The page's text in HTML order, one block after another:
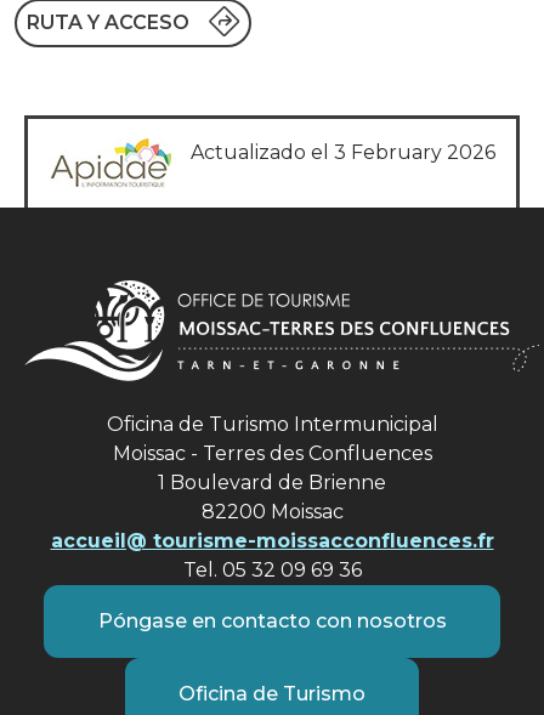
RUTA Y ACCESO
Actualizado el 3 February 2026
Oficina de Turismo Intermunicipal
Moissac - Terres des Confluences
1 Boulevard de Brienne
82200 Moissac
accueil@ tourisme-moissacconfluences.fr
Tel. 05 32 09 69 36
Póngase en contacto con nosotros
Oficina de Turismo